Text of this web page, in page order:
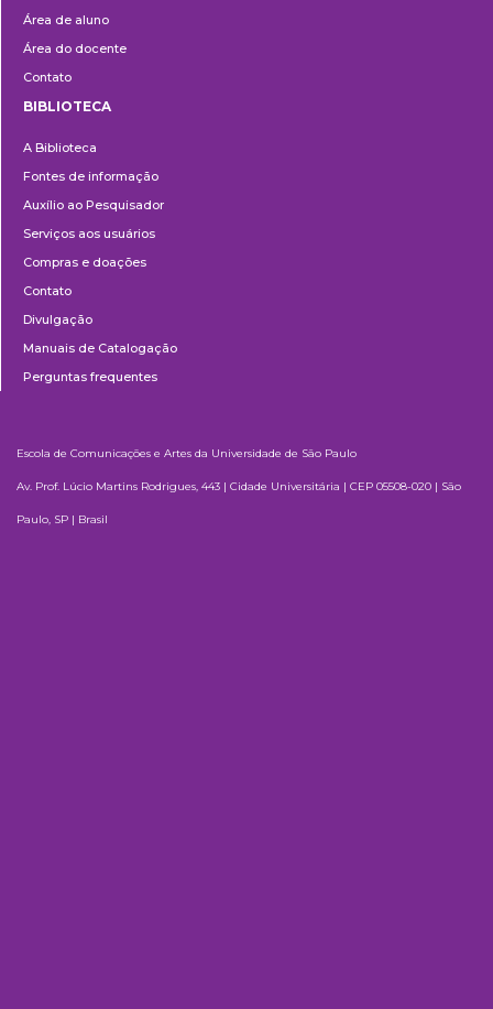
Área de aluno
Área do docente
Contato
BIBLIOTECA
A Biblioteca
Fontes de informação
Auxílio ao Pesquisador
Serviços aos usuários
Compras e doações
Contato
Divulgação
Manuais de Catalogação
Perguntas frequentes
Escola de Comunicações e Artes da Universidade de São Paulo
Av. Prof. Lúcio Martins Rodrigues, 443 | Cidade Universitária | CEP 05508-020 | São
Paulo, SP | Brasil